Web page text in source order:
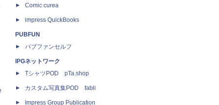
Comic curea
impress QuickBooks
PUBFUN
パブファンセルフ
IPGネットワーク
TシャツPOD pTa.shop
カスタム写真集POD fabli
Impress Group Publication